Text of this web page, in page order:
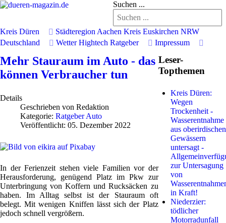
Suchen ...
Kreis Düren Städteregion Aachen Kreis Euskirchen NRW
Deutschland
Wetter Hightech Ratgeber Impressum
Mehr Stauraum im Auto - das
können Verbraucher tun
Details
Geschrieben von Redaktion
Kategorie: Ratgeber Auto
Veröffentlicht: 05. Dezember 2022
In der Ferienzeit stehen viele Familien vor der
Herausforderung, genügend Platz im Pkw zur
Unterbringung von Koffern und Rucksäcken zu
haben. Im Alltag selbst ist der Stauraum oft
belegt. Mit wenigen Kniffen lässt sich der Platz
jedoch schnell vergrößern.
Leser-
Topthemen
Kreis Düren:
Wegen
Trockenheit -
Wasserentnahme
aus oberirdischen
Gewässern
untersagt -
zur Untersagung
von
in Kraft!
Niederzier:
tödlicher
Motorradunfall